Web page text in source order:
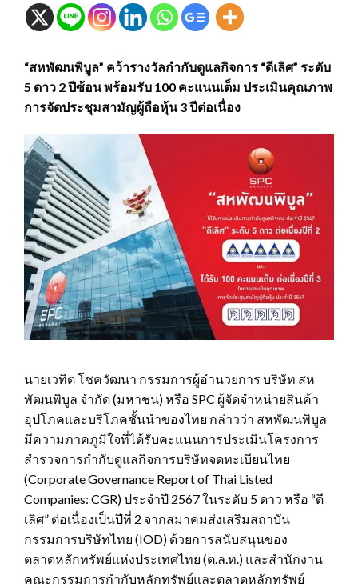
“สหพัฒนพิบูล” คว้ารางวัลกำกับดูแลกิจการ “ดีเลิศ” ระดับ
5 ดาว 2 ปีซ้อน พร้อมรับ 100 คะแนนเต็ม ประเมินคุณภาพ
การจัดประชุมสามัญผู้ถือหุ้น 3 ปีต่อเนื่อง
นายเวทิต โชควัฒนา กรรมการผู้อำนวยการ บริษัท สห
พัฒนพิบูล จำกัด (มหาชน) หรือ SPC ผู้จัดจำหน่ายสินค้า
อุปโภคและบริโภคชั้นนำของไทย กล่าวว่า สหพัฒนพิบูล
มีความภาคภูมิใจที่ได้รับคะแนนการประเมินโครงการ
สำรวจการกำกับดูแลกิจการบริษัทจดทะเบียนไทย
(Corporate Governance Report of Thai Listed
Companies: CGR) ประจำปี 2567 ในระดับ 5 ดาว หรือ “ดี
เลิศ” ต่อเนื่องเป็นปีที่ 2 จากสมาคมส่งเสริมสถาบัน
กรรมการบริษัทไทย (IOD) ด้วยการสนับสนุนของ
ตลาดหลักทรัพย์แห่งประเทศไทย (ต.ล.ท.) และสำนักงาน
คณะกรรมการกำกับหลักทรัพย์และตลาดหลักทรัพย์